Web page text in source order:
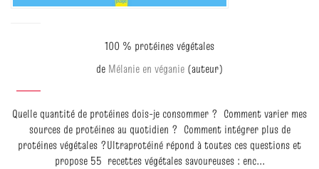
100 % protéines végétales
de Mélanie en véganie (auteur)
Quelle quantité de protéines dois-je consommer ? Comment varier mes
sources de protéines au quotidien ? Comment intégrer plus de
protéines végétales ?Ultraprotéiné répond à toutes ces questions et
propose 55 recettes végétales savoureuses : enc...